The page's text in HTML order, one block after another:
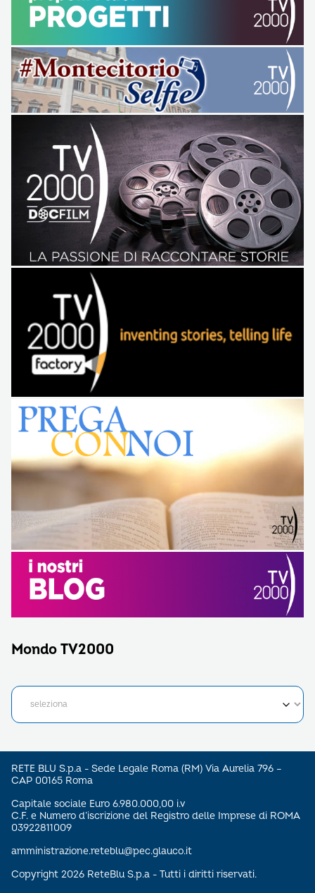
Mondo TV2000
RETE BLU S.p.a - Sede Legale Roma (RM) Via Aurelia 796 –
CAP 00165 Roma
Capitale sociale Euro 6.980.000,00 i.v
C.F. e Numero d’iscrizione del Registro delle Imprese di ROMA
03922811009
amministrazione.reteblu@pec.glauco.it
Copyright 2026 ReteBlu S.p.a - Tutti i diritti riservati.